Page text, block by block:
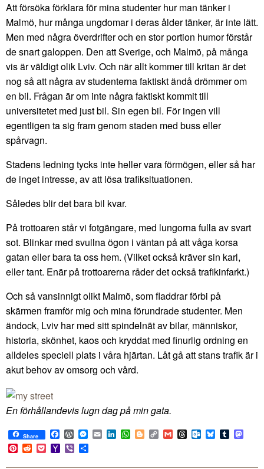
Att försöka förklara för mina studenter hur man tänker i
Malmö, hur många ungdomar i deras ålder tänker, är inte lätt.
Men med några överdrifter och en stor portion humor förstår
de snart galoppen. Den att Sverige, och Malmö, på många
vis är väldigt olik Lviv. Och när allt kommer till kritan är det
nog så att några av studenterna faktiskt ändå drömmer om
en bil. Frågan är om inte några faktiskt kommit till
universitetet med just bil. Sin egen bil. För ingen vill
egentligen ta sig fram genom staden med buss eller
spårvagn.
Stadens ledning tycks inte heller vara förmögen, eller så har
de inget intresse, av att lösa trafiksituationen.
Således blir det bara bil kvar.
På trottoaren står vi fotgängare, med lungorna fulla av svart
sot. Blinkar med svullna ögon i väntan på att våga korsa
gatan eller bara ta oss hem. (Vilket också kräver sin karl,
eller tant. Enär på trottoarerna råder det också trafikinfarkt.)
Och så vansinnigt olikt Malmö, som fladdrar förbi på
skärmen framför mig och mina förundrade studenter. Men
ändock, Lviv har med sitt spindelnät av bilar, människor,
historia, skönhet, kaos och kryddat med finurlig ordning en
alldeles speciell plats i våra hjärtan. Låt gå att stans trafik är i
akut behov av omsorg och vård.
En förhållandevis lugn dag på min gata.
Share Facebook
WordPress
Messenger
EmailLinkedIn
WhatsApp
BloggerCopy
Link
GmailThreadsOutlook.com
BlueskyTumblr
Pinterest
RedditPocketYahoo
Mail
Viber